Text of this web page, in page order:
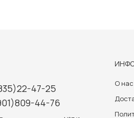
47-25
44-76
О нас